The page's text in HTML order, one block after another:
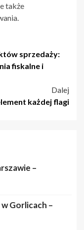
także
sprzedaży:
fiskalne i
Dalej
każdej flagi
–
Gorlicach –